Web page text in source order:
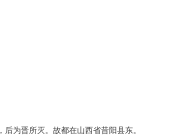
为晋所灭。故都在山西省昔阳县东。